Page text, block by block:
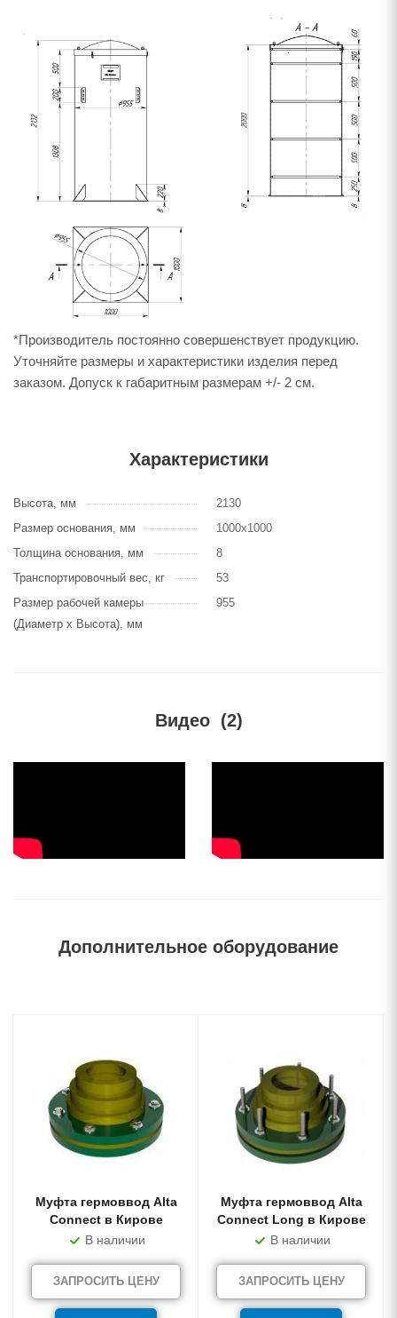
*Производитель постоянно совершенствует продукцию.
Уточняйте размеры и характеристики изделия перед
заказом. Допуск к габаритным размерам +/- 2 см.
Характеристики
Высота, мм
2130
Размер основания, мм
1000х1000
Толщина основания, мм
8
Транспортировочный вес, кг
53
Размер рабочей камеры
(Диаметр х Высота), мм
955
Видео (2)
Дополнительное оборудование
Муфта гермоввод Alta
Connect в Кирове
В наличии
ЗАПРОСИТЬ ЦЕНУ
Муфта гермоввод Alta
Connect Long в Кирове
В наличии
ЗАПРОСИТЬ ЦЕНУ